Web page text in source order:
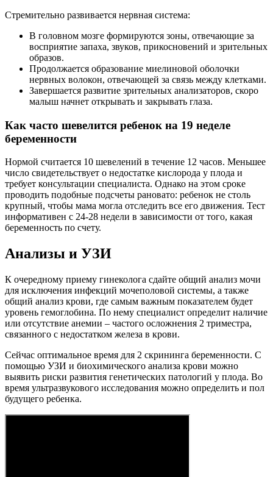
Стремительно развивается нервная система:
В головном мозге формируются зоны, отвечающие за
восприятие запаха, звуков, прикосновений и зрительных
образов.
Продолжается образование миелиновой оболочки
нервных волокон, отвечающей за связь между клетками.
Завершается развитие зрительных анализаторов, скоро
малыш начнет открывать и закрывать глаза.
Как часто шевелится ребенок на 19 неделе
беременности
Нормой считается 10 шевелений в течение 12 часов. Меньшее
число свидетельствует о недостатке кислорода у плода и
требует консультации специалиста. Однако на этом сроке
проводить подобные подсчеты рановато: ребенок не столь
крупный, чтобы мама могла отследить все его движения. Тест
информативен с 24-28 недели в зависимости от того, какая
беременность по счету.
Анализы и УЗИ
К очередному приему гинеколога сдайте общий анализ мочи
для исключения инфекций мочеполовой системы, а также
общий анализ крови, где самым важным показателем будет
уровень гемоглобина. По нему специалист определит наличие
или отсутствие анемии – частого осложнения 2 триместра,
связанного с недостатком железа в крови.
Сейчас оптимальное время для 2 скрининга беременности. С
помощью УЗИ и биохимического анализа крови можно
выявить риски развития генетических патологий у плода. Во
время ультразвукового исследования можно определить и пол
будущего ребенка.